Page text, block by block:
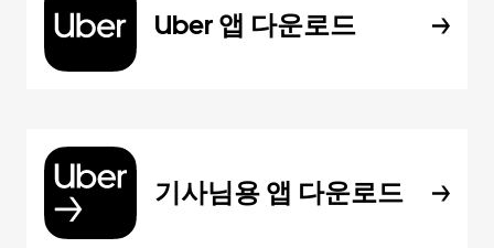
Uber 앱 다운로드
기사님용 앱 다운로드